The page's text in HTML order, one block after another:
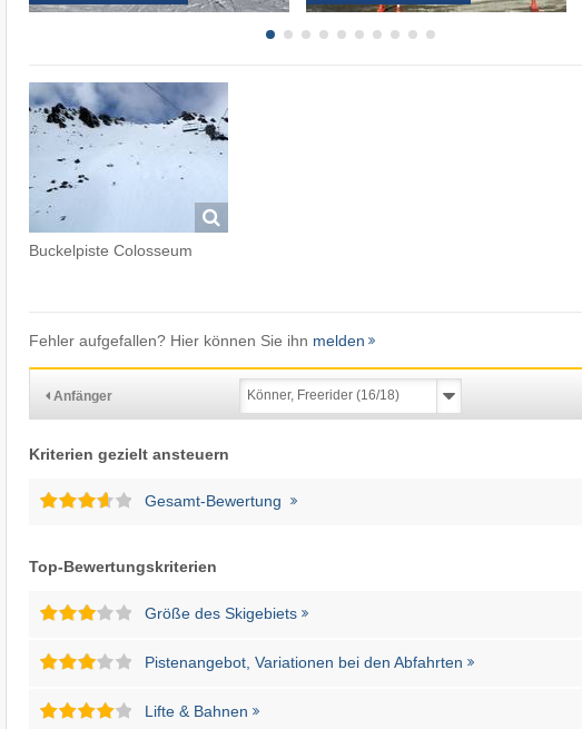
Buckelpiste Colosseum
Fehler aufgefallen? Hier können Sie ihn melden
Anfänger
Kriterien gezielt ansteuern
Gesamt-Bewertung
Top-Bewertungskriterien
Größe des Skigebiets
Pistenangebot, Variationen bei den Abfahrten
Lifte & Bahnen